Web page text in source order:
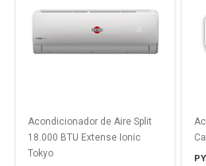
Acondicionador de Aire Split
18.000 BTU Extense Ionic
Tokyo